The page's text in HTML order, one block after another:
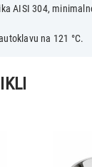
AISI 304,